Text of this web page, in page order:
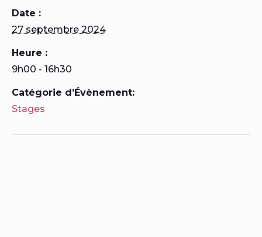
Date :
27 septembre 2024
Heure :
9h00 - 16h30
Catégorie d’Évènement:
Stages